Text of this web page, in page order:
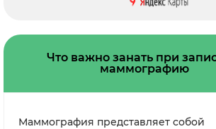
Что важно занать при
маммографию
Маммография представляет собой